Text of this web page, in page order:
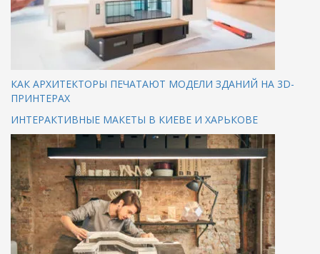
КАК АРХИТЕКТОРЫ ПЕЧАТАЮТ МОДЕЛИ ЗДАНИЙ НА 3D-
ПРИНТЕРАХ
ИНТЕРАКТИВНЫЕ МАКЕТЫ В КИЕВЕ И ХАРЬКОВЕ